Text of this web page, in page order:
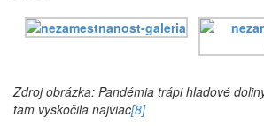
Zdroj obrázka: Pandémia trápi hladové
tam vyskočila najviac[8]